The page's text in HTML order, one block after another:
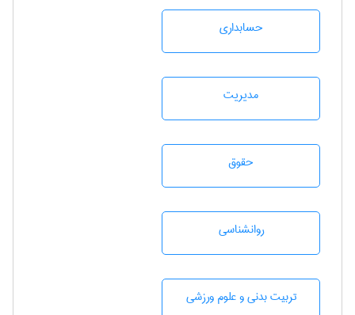
حسابداری
مديريت
حقوق
روانشناسی
تربيت بدنی و علوم ورزشی